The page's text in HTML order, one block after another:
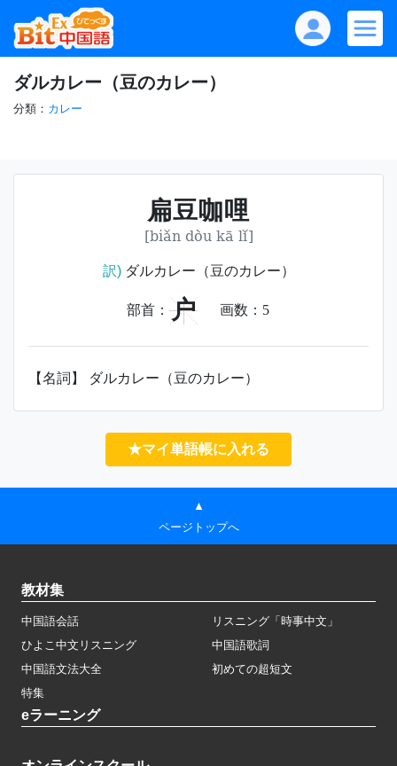
ダルカレー（豆のカレー）
分類： カレー
扁豆咖哩
[biǎn dòu kā lǐ]
訳)ダルカレー（豆のカレー）
部首： 户 画数： 5
【名詞】 ダルカレー（豆のカレー）
★マイ単語帳に入れる
▲
ページトップへ
教材集
中国語会話
リスニング「時事中文」
ひよこ中文リスニング
中国語歌詞
中国語文法大全
初めての超短文
特集
eラーニング